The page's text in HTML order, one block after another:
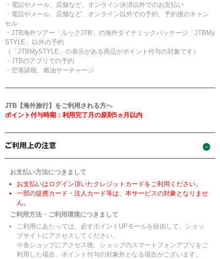
・電話やメール、店舗など、オンライン決済以外でのお支払い
・電話やメール、店舗など、オンライン以外での予約、予約後のキャン
セル
・JTB海外ツアー「ルックJTB」の海外ダイナミックパッケージ「JTBMy
STYLE」以外の予約
（「JTBMySTYLE」の表示がある商品がポイント付与の対象です）
・JTBのアプリでの予約
・空港諸税、燃油サーチャージ
JTB【海外旅行】をご利用される方へ
ポイント付与時期：利用完了月の原則5ヵ月以内
お支払い方法につきまして
お支払いはログイン頂いたクレジットカードをご利用ください。
一部の提携カード・法人カード等は、本サービスの対象となりませ
ん。
ご利用方法・ご利用環境につきまして
ご利用にあたっては、必ずポイントUPモールを経由して、ショッ
プサイトにアクセスしてください。
※各ショップにアクセス後、ショップのスマートフォンアプリをご
利用した場合、ポイント付与の対象外となる場合がございます。